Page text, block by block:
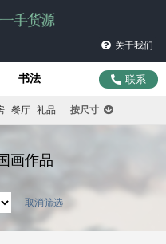
关于我们
书法 联系
餐厅 礼品 按尺寸
画作品
取消筛选